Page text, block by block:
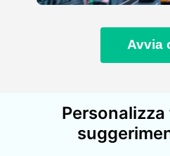
Avvia